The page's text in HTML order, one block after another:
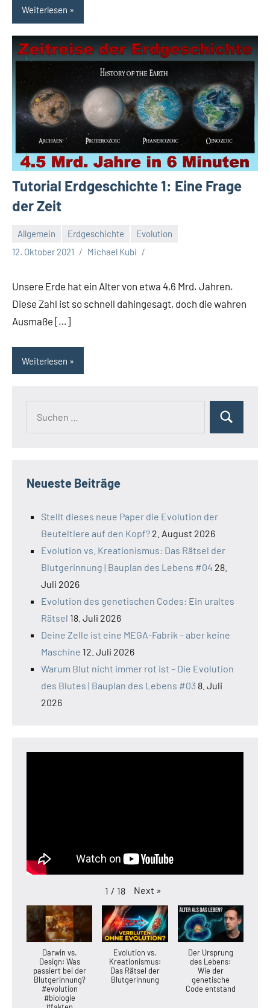
Weiterlesen
Tutorial Erdgeschichte 1: Eine Frage
der Zeit
Allgemein Erdgeschichte
Evolution
12. Oktober 2021
Michael Kubi
Unsere Erde hat ein Alter von etwa 4,6 Mrd. Jahren.
Diese Zahl ist so schnell dahingesagt, doch die wahren
Ausmaße […]
Weiterlesen
Suchen
Neueste Beiträge
Stellt dieses neue Paper die Evolution der
Beuteltiere auf den Kopf? 2. August 2026
Evolution vs. Kreationismus: Das Rätsel der
Blutgerinnung | Bauplan des Lebens #04 28.
Juli 2026
Evolution des genetischen Codes: Ein uraltes
Rätsel 18. Juli 2026
Deine Zelle ist eine MEGA-Fabrik – aber keine
Maschine 12. Juli 2026
Warum Blut nicht immer rot ist – Die Evolution
des Blutes | Bauplan des Lebens #03 8. Juli
2026
1 / 18 Next »
Darwin vs.
Design: Was
passiert bei der
Blutgerinnung?
#evolution
#biologie
Evolution vs.
Kreationismus:
Das Rätsel der
Blutgerinnung
Der Ursprung
des Lebens:
Wie der
genetische
Code entstand